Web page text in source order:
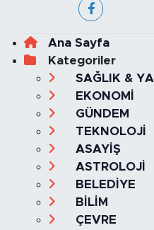
Ana Sayfa
Kategoriler
SAĞLIK &
EKONOMİ
GÜNDEM
TEKNOLOJİ
ASAYİŞ
ASTROLOJİ
BELEDİYE
BİLİM
ÇEVRE